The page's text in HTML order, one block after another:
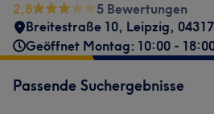
2,8
5 Bewertungen
Breitestraße 10, Leipzig, 04317
Geöffnet Montag: 10:00 -
Passende Suchergebnisse